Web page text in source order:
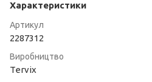
Характеристики
Артикул
2287312
Виробництво
Tervix